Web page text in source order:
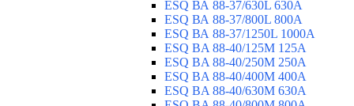
ESQ ВА 88-37/630L 630A
ESQ ВА 88-37/800L 800A
ESQ ВА 88-37/1250L 1000A
ESQ BA 88-40/125M 125A
ESQ BA 88-40/250M 250A
ESQ BA 88-40/400M 400A
ESQ BA 88-40/630М 630A